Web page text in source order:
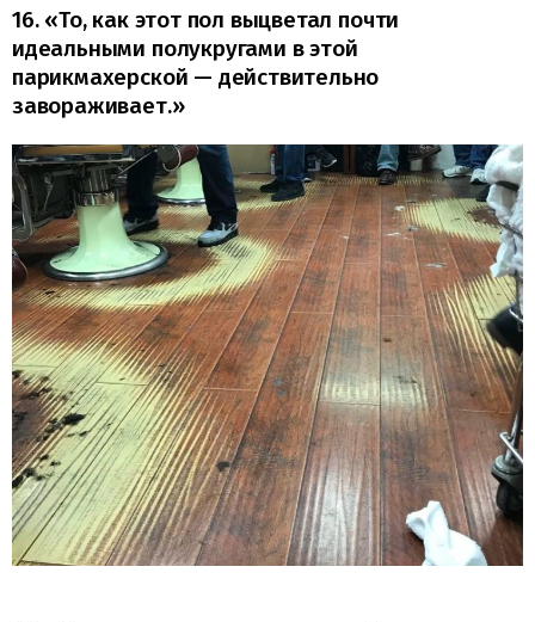
16. «То, как этот пол выцветал почти
идеальными полукругами в этой
парикмахерской — действительно
завораживает.»